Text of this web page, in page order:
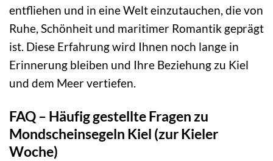
entfliehen und in eine Welt einzutauchen, die von
Ruhe, Schönheit und maritimer Romantik geprägt
ist. Diese Erfahrung wird Ihnen noch lange in
Erinnerung bleiben und Ihre Beziehung zu Kiel
und dem Meer vertiefen.
FAQ – Häufig gestellte Fragen zu
Mondscheinsegeln Kiel (zur Kieler
Woche)